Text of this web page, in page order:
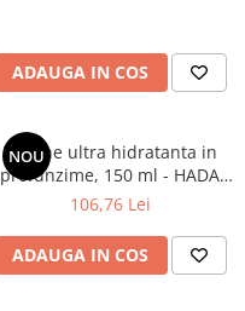
ADAUGA IN COS
NOU
Lotiune ultra hidratanta in
profunzime, 150 ml - HADA
LABO TOKYO PREMIUM
106,76 Lei
ADAUGA IN COS